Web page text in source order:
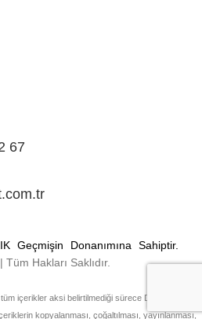
67
Geçmişin Donanımına Sahiptir.
| Tüm Hakları Saklıdır.
içerikler aksi belirtilmediği sürece Dizdar Baharat
kopyalanması, çoğaltılması, yayınlanması,